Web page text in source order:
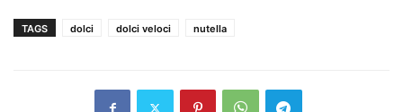
TAGS dolci dolci veloci nutella